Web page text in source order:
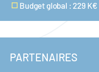
Budget global : 229 K€
PARTENAIRES